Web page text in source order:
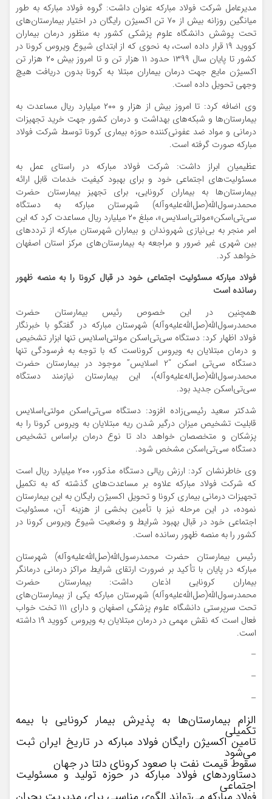
مدیرعامل شرکت فولاد مبارکه عنوان داشت: گروه فولاد مبارکه به طور
میانگین روزانه بیش از ۷۰ تن اکسیژن رایگان در اختیار بیمارستان‌های
تحت پوشش دانشگاه علوم پزشکی کشور به منظور درمان بیماران
کووید ۱۹ قرار داده است، به نحوی که از ابتدای شیوع ویروس کرونا در
کشور تا پایان سال ۱۳۹۹ حدود ۱۱ هزار تن و تا امروز بیش ۲۰ هزار تن
اکسیژن مایع جهت درمان بیماران مبتلا به کرونا بدون دریافت هیچ
وجهی تحویل داده است.
وی اضافه کرد: تا امروز بیش از هزار و ۲۰۰ میلیارد ریال مساعدت به
بیمارستان‌ها و شبکه‌های بهداشت و درمان کشور جهت خرید تجهیزات
درمانی و مواد ضد عفونی‌کننده حوزه بیماری کرونا توسط شرکت فولاد
مبارکه صورت گرفته است.
عظیمیان ابراز داشت: شرکت فولاد مبارکه در راستای عمل به
مسئولیت‌های اجتماعی خود و برای بهبود کیفیت خدمات قابل ارائه
بیمارستان‌ها به بیماران کرونایی، برای تجهیز بیمارستان حضرت
محمدرسول‌الله(صل‌الله‌علیه‌وآله) شهرستان مبارکه به دستگاه
سی‌تی‌اسکن«مولتی‌اسلایس»، مبلغ ۲۰ میلیارد ریال مساعدت کرد که این
امر منجر به بی‌نیازی شهروندان و بیماران شهرستان مبارکه از ترددهای
بین شهری غیر ضرور و مراجعه به بیمارستان‌های مرکز استان اصفهان
خواهد کرد.
فولاد مبارکه مسئولیت اجتماعی خود در قبال کرونا را به منصه ظهور
رسانده است
همچنین در این خصوص رئیس بیمارستان حضرت
محمدرسول‌الله(صل‌الله‌علیه‌وآله) شهرستان مبارکه در گفتگو با خبرنگار
فولاد اظهار کرد: دستگاه سی‌تی‌اسکن مولتی‌اسلایس تنها ابزار تشخیص
و درمان مبتلایان به ویروس کروناست که با توجه به فرسودگی تنها
دستگاه سی‌تی اسکن “۲ اسلایس” موجود در بیمارستان حضرت
محمدرسول‌الله(صل‌اله‌علیه‌وآله)، این بیمارستان نیازمند دستگاه
سی‌تی‌اسکن جدید بود.
شدکتر سعید رئیسی‌زاده افزود: دستگاه سی‌تی‌اسکن مولتی‌اسلایس
قابلیت تشخیص میزان درگیر شدن ریه مبتلایان به ویروس کرونا را به
پزشکان و متخصصان خواهد داد تا نوع درمان براساس تشخیص
دستگاه سی‌تی‌اسکن مشخص شود.
وی خاطرنشان کرد: ارزش ریالی دستگاه مذکور، ۲۰۰ میلیارد ریال است
که شرکت فولاد مبارکه علاوه بر مساعدت‌های گذشته که به تکمیل
تجهیزات درمانی بیماری کرونا و تحویل اکسیژن رایگان به این بیمارستان
نموده، در این مرحله نیز با تأمین بخشی از هزینه آن، مسئولیت
اجتماعی خود در قبال بهبود شرایط و وضعیت شیوع ویروس کرونا در
کشور را به منصه ظهور رسانده است.
رئیس بیمارستان حضرت محمدرسول‌الله(صل‌الله‌علیه‌وآله) شهرستان
مبارکه در پایان با تأکید بر ضرورت ارتقای شرایط مراکز درمانی درمانگر
بیماران کرونایی اذعان داشت: بیمارستان حضرت
محمدرسول‌الله(صل‌الله‌علیه‌وآله) شهرستان مبارکه یکی از بیمارستان‌های
تحت سرپرستی دانشگاه علوم پزشکی اصفهان و دارای ۱۱۱ تخت خواب
فعال است که نقش مهمی در درمان مبتلایان به ویروس کووید ۱۹ داشته
است.
–
–
–
الزام بیمارستان‌ها به‌ پذیرش بیمار کرونایی با بیمه
تکمیلی
تامین اکسیژن رایگان فولاد مبارکه در تاریخ ایران ثبت
می‌شود
سقوط قیمت نفت با صعود کرونای دلتا در جهان
دستاوردهای فولاد مبارکه در حوزه تولید و مسئولیت
اجتماعی